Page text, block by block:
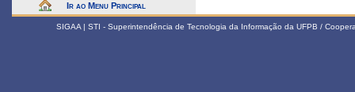
Ir ao Menu Principal
SIGAA | STI - Superintendência de Tecnologia da Informação da UFPB /